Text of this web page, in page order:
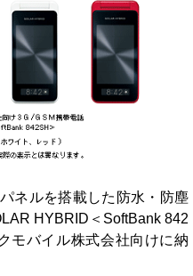
ネルを搭載した防水・防塵
HYBRID＜SoftBank 842
モバイル株式会社向けに納